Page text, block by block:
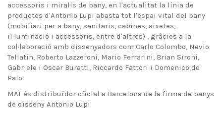
accessoris i miralls de bany, en l'actualitat la línia de
productes d'Antonio Lupi abasta tot l'espai vital del bany
(mobiliari per a bany, sanitaris, cabines, aixetes,
il·luminació i accessoris, entre d'altres) , gràcies a la
col·laboració amb dissenyadors com Carlo Colombo, Nevio
Tellatin, Roberto Lazzeroni, Mario Ferrarini, Brian Sironi,
Gabriele i Oscar Buratti, Riccardo Fattori i Domenico de
Palo.
MAT és distribuïdor oficial a Barcelona de la firma de banys
de disseny Antonio Lupi.